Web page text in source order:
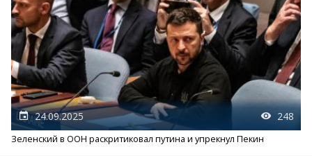
24.09.2025 248
Зеленский в ООН раскритиковал путина и упрекнул Пекин